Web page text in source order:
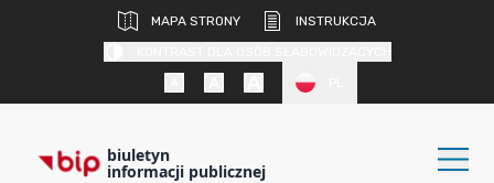
MAPA STRONY
INSTRUKCJA
biuletyn
informacji publicznej